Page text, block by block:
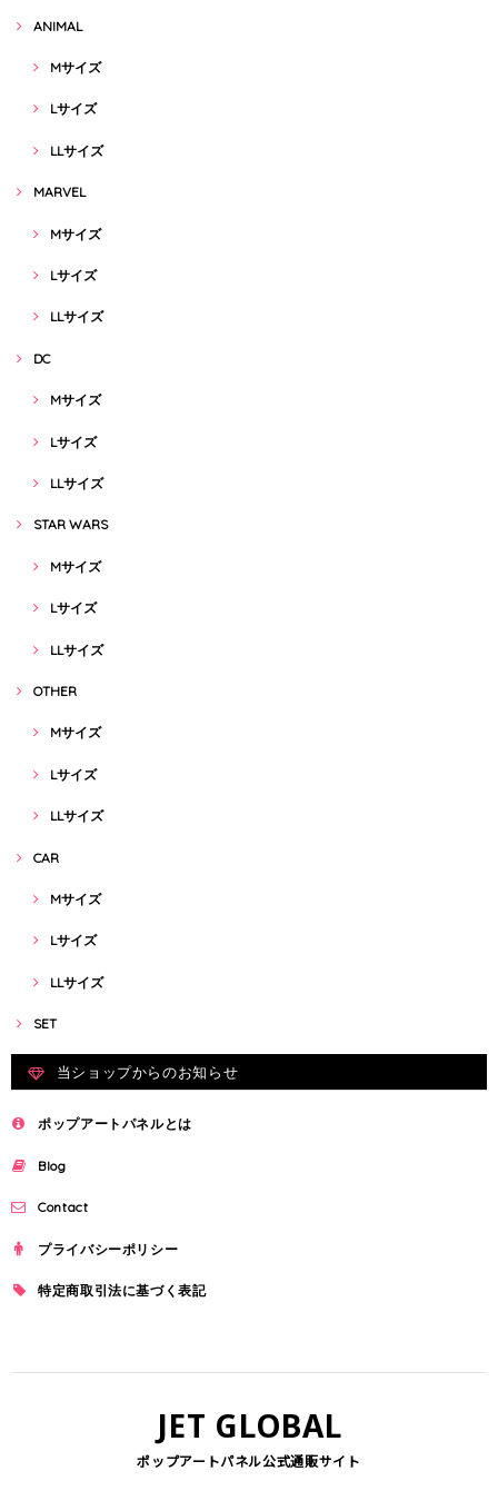
ANIMAL
Mサイズ
Lサイズ
LLサイズ
MARVEL
Mサイズ
Lサイズ
LLサイズ
DC
Mサイズ
Lサイズ
LLサイズ
STAR WARS
Mサイズ
Lサイズ
LLサイズ
OTHER
Mサイズ
Lサイズ
LLサイズ
CAR
Mサイズ
Lサイズ
LLサイズ
SET
当ショップからのお知らせ
ポップアートパネルとは
Blog
Contact
プライバシーポリシー
特定商取引法に基づく表記
JET GLOBAL
ポップアートパネル公式通販サイト